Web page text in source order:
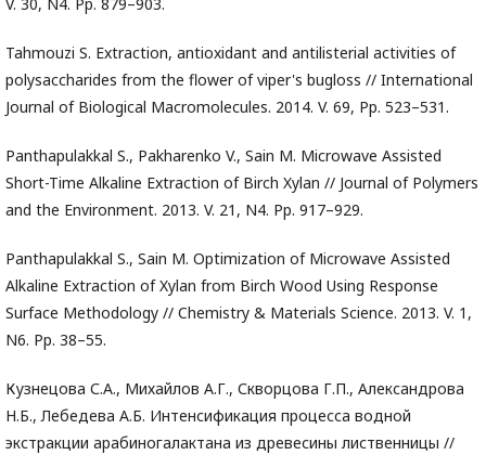
V. 30, N4. Pp. 879–903.
Tahmouzi S. Extraction, antioxidant and antilisterial activities of
polysaccharides from the flower of viper's bugloss // International
Journal of Biological Macromolecules. 2014. V. 69, Pp. 523–531.
Panthapulakkal S., Pakharenko V., Sain M. Microwave Assisted
Short-Time Alkaline Extraction of Birch Xylan // Journal of Polymers
and the Environment. 2013. V. 21, N4. Pp. 917–929.
Panthapulakkal S., Sain M. Optimization of Microwave Assisted
Alkaline Extraction of Xylan from Birch Wood Using Response
Surface Methodology // Chemistry & Materials Science. 2013. V. 1,
N6. Pp. 38–55.
Кузнецова С.А., Михайлов А.Г., Скворцова Г.П., Александрова
Н.Б., Лебедева А.Б. Интенсификация процесса водной
экстракции арабиногалактана из древесины лиственницы //